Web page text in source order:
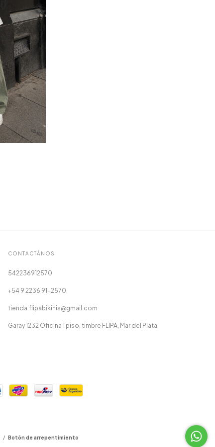
CONTACTÁNOS
542236912570
+54 9 2236 91-2570
tienda.flipabikinis@gmail.com
Garay 1232 Oficina 1 piso, timbre FLIPA, Mar del Plata
/ Botón de arrepentimiento